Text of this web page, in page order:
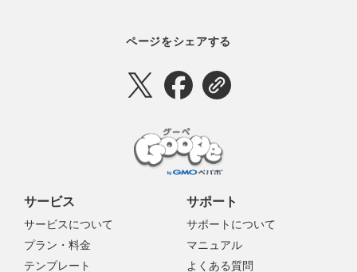
ページをシェアする
サービス
サービスについて
プラン・料金
テンプレート
サポート
サポートについて
マニュアル
よくある質問